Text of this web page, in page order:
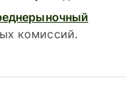
комиссий.